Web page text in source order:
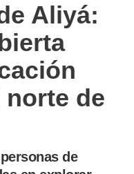
Aliyá:
de
de